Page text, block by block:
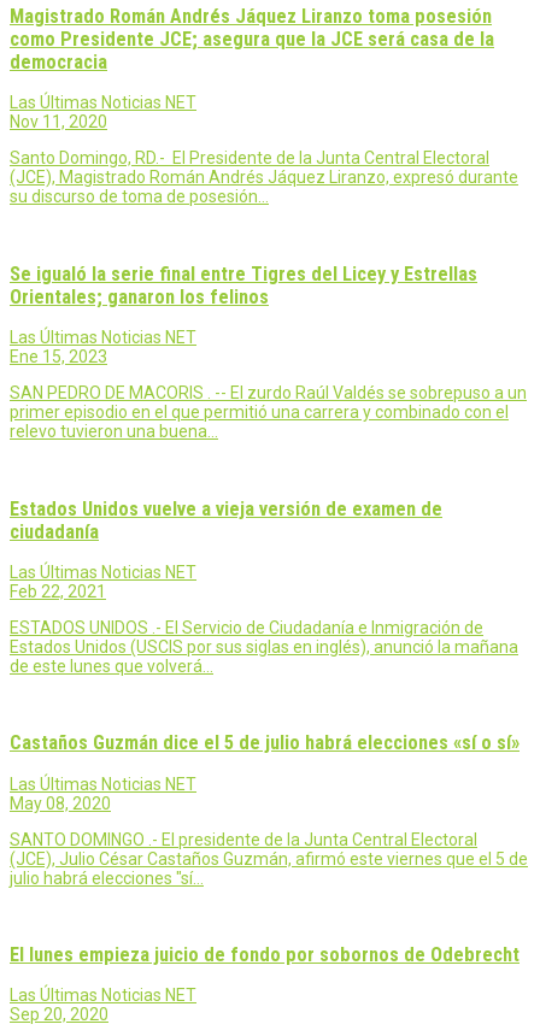
Magistrado Román Andrés Jáquez Liranzo toma posesión
como Presidente JCE; asegura que la JCE será casa de la
democracia
Las Últimas Noticias NET
Nov 11, 2020
Santo Domingo, RD.- El Presidente de la Junta Central Electoral
(JCE), Magistrado Román Andrés Jáquez Liranzo, expresó durante
su discurso de toma de posesión…
Se igualó la serie final entre Tigres del Licey y Estrellas
Orientales; ganaron los felinos
Las Últimas Noticias NET
Ene 15, 2023
SAN PEDRO DE MACORIS . -- El zurdo Raúl Valdés se sobrepuso a un
primer episodio en el que permitió una carrera y combinado con el
relevo tuvieron una buena…
Estados Unidos vuelve a vieja versión de examen de
ciudadanía
Las Últimas Noticias NET
Feb 22, 2021
ESTADOS UNIDOS .- El Servicio de Ciudadanía e Inmigración de
Estados Unidos (USCIS por sus siglas en inglés), anunció la mañana
de este lunes que volverá…
Castaños Guzmán dice el 5 de julio habrá elecciones «sí o sí»
Las Últimas Noticias NET
May 08, 2020
SANTO DOMINGO .- El presidente de la Junta Central Electoral
(JCE), Julio César Castaños Guzmán, afirmó este viernes que el 5 de
julio habrá elecciones "sí…
El lunes empieza juicio de fondo por sobornos de Odebrecht
Las Últimas Noticias NET
Sep 20, 2020